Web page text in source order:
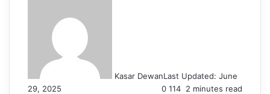
Kasar DewanLast Updated: June
29, 2025
0 114 2 minutes read